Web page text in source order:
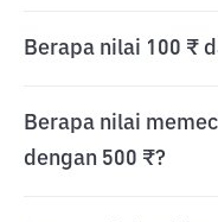
Berapa nilai 100 ₹
Berapa nilai
dengan 500 ₹?